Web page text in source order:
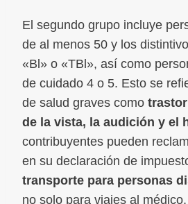
El segundo grupo incluye
de al menos 50 y los
«Bl» o «TBl», así como
de cuidado 4 o 5. Esto se
de salud graves como
de la vista, la audición y el
contribuyentes pueden
en su declaración de
transporte para personas
no solo para viajes al